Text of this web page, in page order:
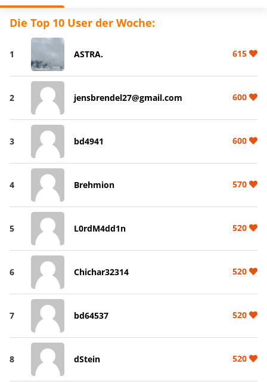
Die Top 10 User der Woche:
1 ASTRA. 615
2 jensbrendel27@gmail.com 600
3 bd4941 600
4 Brehmion 570
5 L0rdM4dd1n 520
6 Chichar32314 520
7 bd64537 520
8 dStein 520